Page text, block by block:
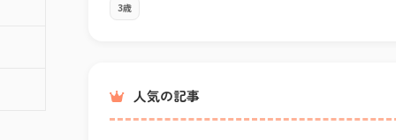
3歳
人気の記事